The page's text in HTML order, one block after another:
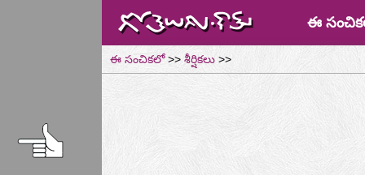
ఈ
ఈ సంచికలో>> శీర్షికలు >>